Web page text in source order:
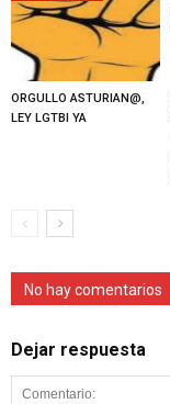
ORGULLO ASTURIAN@,
LEY LGTBI YA
No hay comentarios
Dejar respuesta